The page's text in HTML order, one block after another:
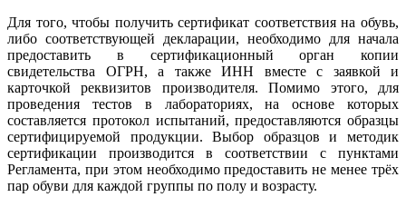
Для того, чтобы получить сертификат соответствия на обувь,
либо соответствующей декларации, необходимо для начала
предоставить в сертификационный орган копии
свидетельства ОГРН, а также ИНН вместе с заявкой и
карточкой реквизитов производителя. Помимо этого, для
проведения тестов в лабораториях, на основе которых
составляется протокол испытаний, предоставляются образцы
сертифицируемой продукции. Выбор образцов и методик
сертификации производится в соответствии с пунктами
Регламента, при этом необходимо предоставить не менее трёх
пар обуви для каждой группы по полу и возрасту.